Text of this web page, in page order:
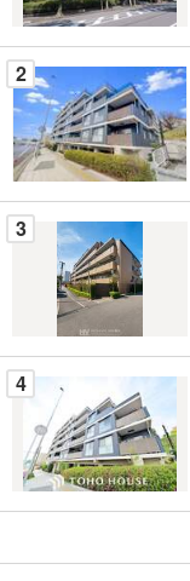
・
件
を
マ
イ
ペ
ー
ジ
る
2
3
4